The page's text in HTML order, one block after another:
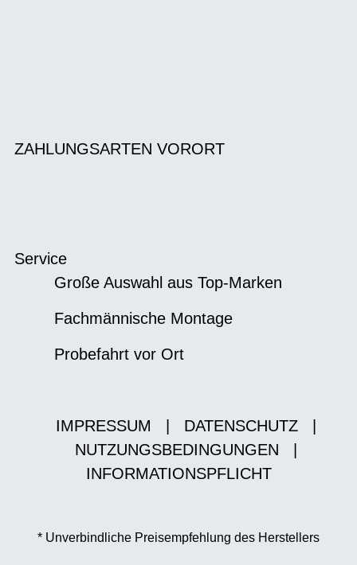
ZAHLUNGSARTEN VORORT
Service
Große Auswahl aus Top-Marken
Fachmännische Montage
Probefahrt vor Ort
IMPRESSUM DATENSCHUTZ
NUTZUNGSBEDINGUNGEN
INFORMATIONSPFLICHT
* Unverbindliche Preisempfehlung des Herstellers